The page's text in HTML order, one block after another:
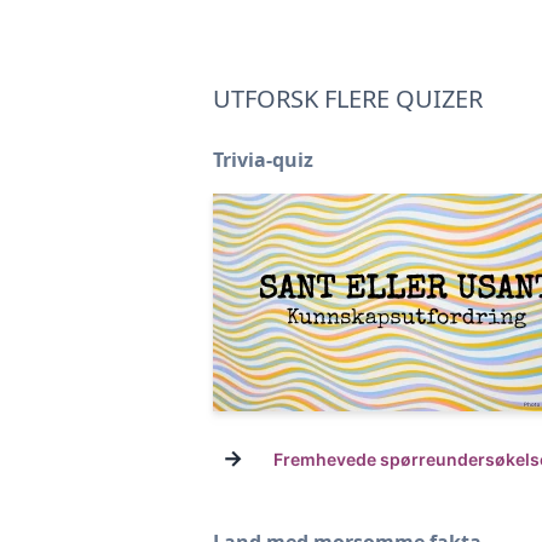
UTFORSK FLERE QUIZER
Trivia-quiz
→ Fremhevede